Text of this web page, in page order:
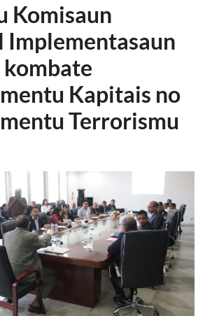
Komisaun
Implementasaun
kombate
Kapitais no
Terrorismu